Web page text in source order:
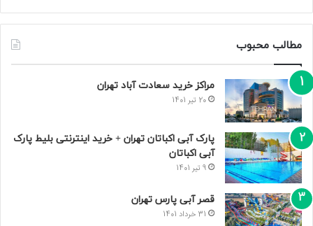
مطالب محبوب
مراکز خرید سعادت‌ آباد تهران
20 تیر 1401
پارک آبی اکباتان تهران + خرید اینترنتی بلیط پارک
آبی اکباتان
9 تیر 1401
قصر آبی پارس تهران
31 خرداد 1401